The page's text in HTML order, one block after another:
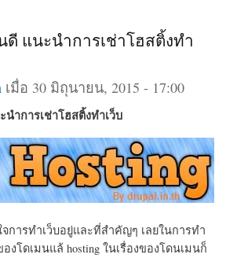
ดี แนะนำการเช่าโฮสติ้งทำ
เมื่อ 30 มิถุนายน, 2015 - 17:00
นำการเช่าโฮสติ้งทำเว็บ
การทำเว็บอยู่และที่สำคัญๆ เลยในการทำ
องโดเมนแล้ hosting ในเรื่องของโดนเมนก็